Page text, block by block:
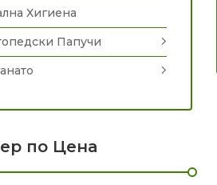
Хигиена
Папучи
по Цена